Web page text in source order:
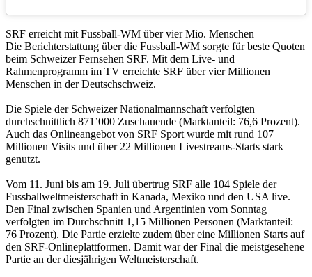
SRF erreicht mit Fussball-WM über vier Mio. Menschen
Die Berichterstattung über die Fussball-WM sorgte für beste Quoten
beim Schweizer Fernsehen SRF. Mit dem Live- und
Rahmenprogramm im TV erreichte SRF über vier Millionen
Menschen in der Deutschschweiz.
Die Spiele der Schweizer Nationalmannschaft verfolgten
durchschnittlich 871’000 Zuschauende (Marktanteil: 76,6 Prozent).
Auch das Onlineangebot von SRF Sport wurde mit rund 107
Millionen Visits und über 22 Millionen Livestreams-Starts stark
genutzt.
Vom 11. Juni bis am 19. Juli übertrug SRF alle 104 Spiele der
Fussballweltmeisterschaft in Kanada, Mexiko und den USA live.
Den Final zwischen Spanien und Argentinien vom Sonntag
verfolgten im Durchschnitt 1,15 Millionen Personen (Marktanteil:
76 Prozent). Die Partie erzielte zudem über eine Millionen Starts auf
den SRF-Onlineplattformen. Damit war der Final die meistgesehene
Partie an der diesjährigen Weltmeisterschaft.